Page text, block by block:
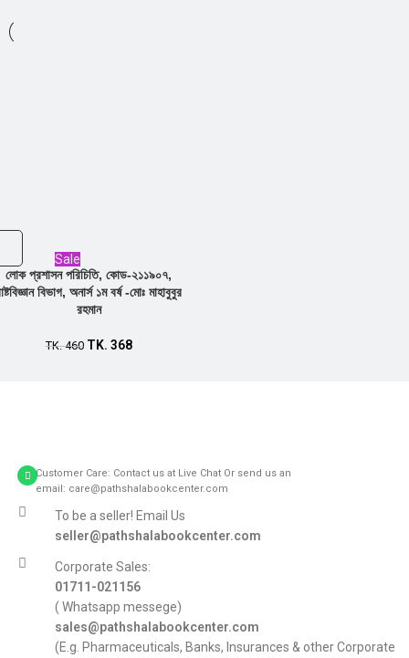
Sale
লোক প্রশাসন পরিচিতি, কোড-২১১৯০৭,
বিভাগ, অনার্স ১ম বর্ষ -মোঃ মাহাবুবুর
রহমান
TK.460 TK. 368
Customer Care: Contact us at Live Chat Or send us an
email: care@pathshalabookcenter.com
To be a seller! Email Us
seller@pathshalabookcenter.com
Corporate Sales:
01711-021156
( Whatsapp messege)
sales@pathshalabookcenter.com
(E.g. Pharmaceuticals, Banks, Insurances & other Corporate